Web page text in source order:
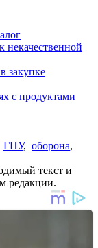
некачественной
закупке
с продуктами
ГПУ, оборона,
текст и
редакции.